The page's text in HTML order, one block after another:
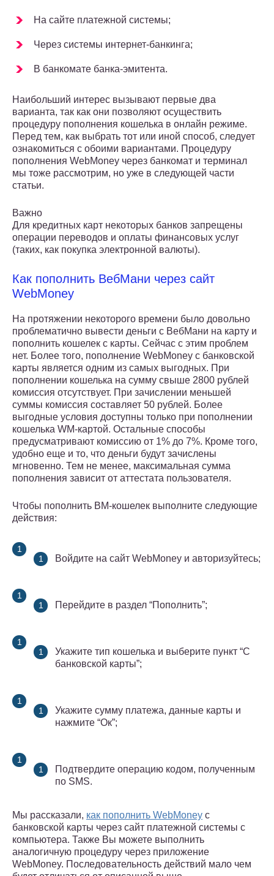
На сайте платежной системы;
Через системы интернет-банкинга;
В банкомате банка-эмитента.
Наибольший интерес вызывают первые два
варианта, так как они позволяют осуществить
процедуру пополнения кошелька в онлайн режиме.
Перед тем, как выбрать тот или иной способ, следует
ознакомиться с обоими вариантами. Процедуру
пополнения WebMoney через банкомат и терминал
мы тоже рассмотрим, но уже в следующей части
статьи.
Важно
Для кредитных карт некоторых банков запрещены
операции переводов и оплаты финансовых услуг
(таких, как покупка электронной валюты).
Как пополнить ВебМани через сайт
WebMoney
На протяжении некоторого времени было довольно
проблематично вывести деньги с ВебМани на карту и
пополнить кошелек с карты. Сейчас с этим проблем
нет. Более того, пополнение WebMoney с банковской
карты является одним из самых выгодных. При
пополнении кошелька на сумму свыше 2800 рублей
комиссия отсутствует. При зачислении меньшей
суммы комиссия составляет 50 рублей. Более
выгодные условия доступны только при пополнении
кошелька WM-картой. Остальные способы
предусматривают комиссию от 1% до 7%. Кроме того,
удобно еще и то, что деньги будут зачислены
мгновенно. Тем не менее, максимальная сумма
пополнения зависит от аттестата пользователя.
Чтобы пополнить ВМ-кошелек выполните следующие
действия:
Войдите на сайт WebMoney и авторизуйтесь;
Перейдите в раздел “Пополнить”;
Укажите тип кошелька и выберите пункт “С
банковской карты”;
Укажите сумму платежа, данные карты и
нажмите “Ок”;
Подтвердите операцию кодом, полученным
по SMS.
Мы рассказали, как пополнить WebMoney с
банковской карты через сайт платежной системы с
компьютера. Также Вы можете выполнить
аналогичную процедуру через приложение
WebMoney. Последовательность действий мало чем